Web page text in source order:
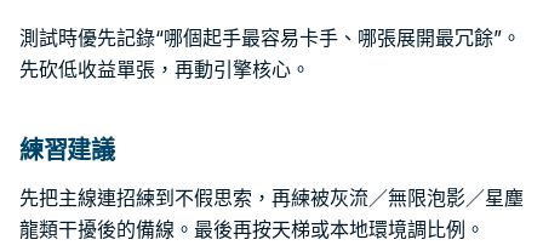
測試時優先記錄“哪個起手最容易卡手、哪張展開最冗餘”。
先砍低收益單張，再動引擎核心。
練習建議
先把主線連招練到不假思索，再練被灰流／無限泡影／星塵
龍類干擾後的備線。最後再按天梯或本地環境調比例。